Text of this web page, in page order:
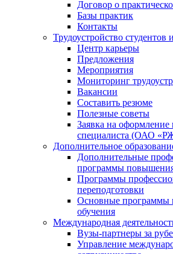
Договор о
Базы практик
Контакты
Трудоустройство студентов
Центр карьеры
Предложения
Мероприятия
Мониторинг
Вакансии
Составить резюме
Полезные советы
Заявка на
специалиста (ОАО
Дополнительное
Дополнительные
программы
Программы
переподготовки
Основные программы
обучения
Международная
Вузы-партнеры за
Управление